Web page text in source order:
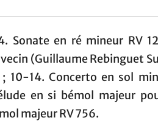
Sonate en ré mineur RV
(Guillaume Rebinguet
; 10-14. Concerto en sol
en si bémol majeur
majeur RV 756.